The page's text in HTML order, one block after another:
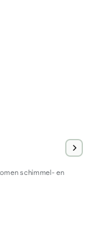
schimmel- en